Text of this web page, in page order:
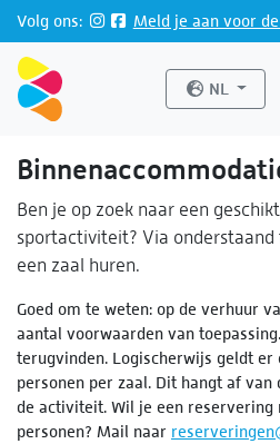
Direct naar de inhoud van de pagina
Volg ons: Meld je aan voor
Website taal
NL
Ben je op zoek naar een
sportactiviteit? Via
een zaal huren.
Goed om te weten: op de verhuur
aantal voorwaarden van
terugvinden. Logischerwijs geldt er
personen per zaal. Dit hangt af
de activiteit. Wil je een reservering
personen? Mail naar